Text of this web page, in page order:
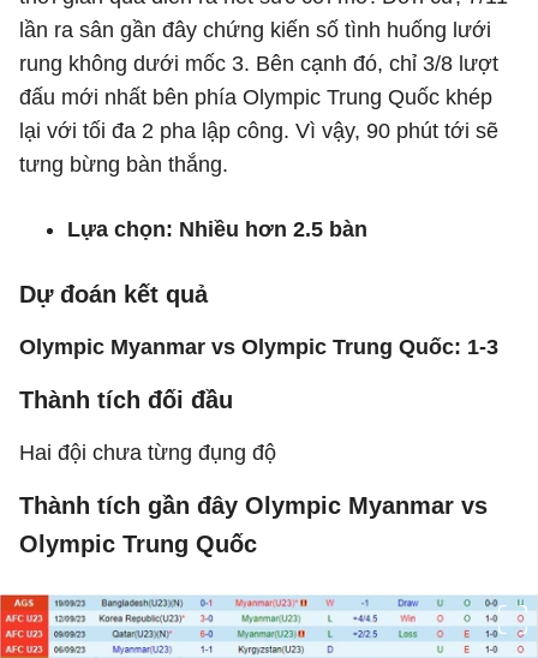
lần ra sân gần đây chứng kiến số tình huống lưới
rung không dưới mốc 3. Bên cạnh đó, chỉ 3/8 lượt
đấu mới nhất bên phía Olympic Trung Quốc khép
lại với tối đa 2 pha lập công. Vì vậy, 90 phút tới sẽ
tưng bừng bàn thắng.
Lựa chọn: Nhiều hơn 2.5 bàn
Dự đoán kết quả
Olympic Myanmar vs Olympic Trung Quốc: 1-3
Thành tích đối đầu
Hai đội chưa từng đụng độ
Thành tích gần đây Olympic Myanmar vs
Olympic Trung Quốc